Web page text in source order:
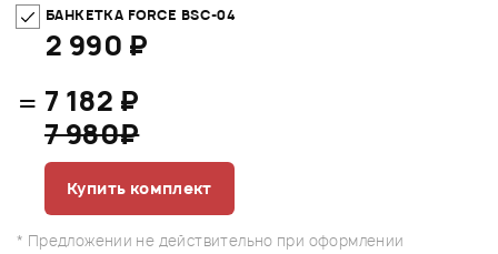
БАНКЕТКА FORCE BSC-04
2 990 ₽
= 7 182 ₽
7 980₽
Купить комплект
* Предложении не действительно при оформлении